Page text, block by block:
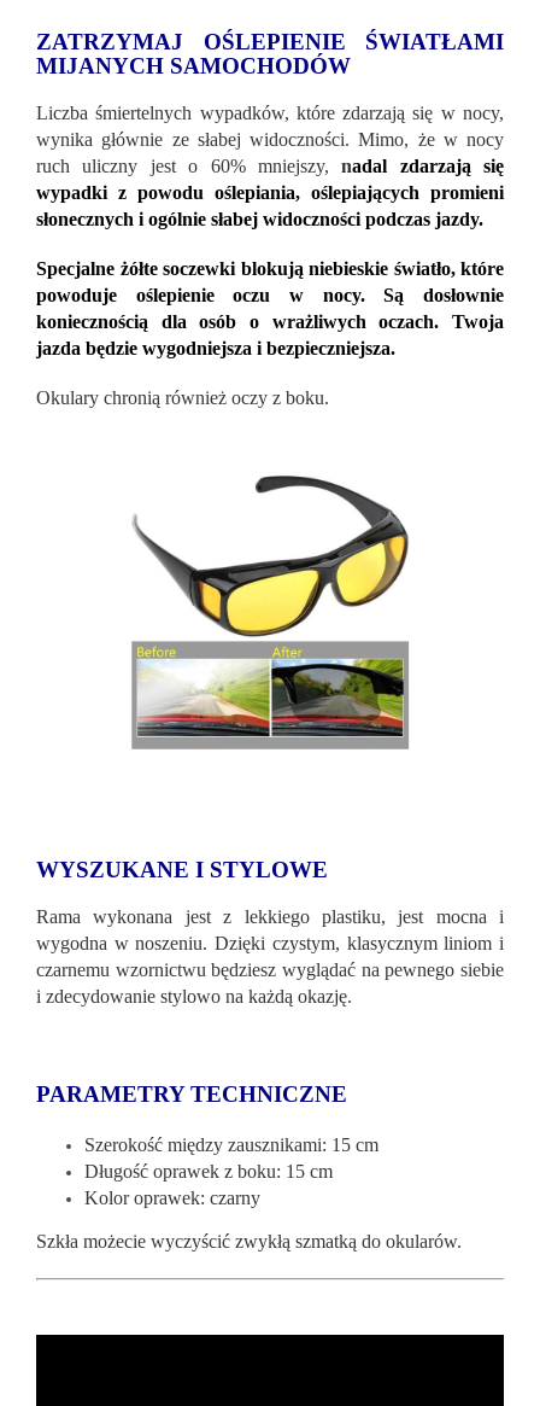
ZATRZYMAJ OŚLEPIENIE ŚWIATŁAMI
MIJANYCH SAMOCHODÓW
Liczba śmiertelnych wypadków, które zdarzają się w nocy,
wynika głównie ze słabej widoczności. Mimo, że w nocy
ruch uliczny jest o 60% mniejszy,nadal zdarzają się
wypadki z powodu oślepiania, oślepiających promieni
słonecznych i ogólnie słabej widoczności podczas jazdy.
Specjalne żółte soczewki blokują niebieskie światło, które
powoduje oślepienie oczu w nocy. Są dosłownie
koniecznością dla osób o wrażliwych oczach. Twoja
jazda będzie wygodniejsza i bezpieczniejsza.
Okulary chronią również oczy z boku.
WYSZUKANE I STYLOWE
Rama wykonana jest z lekkiego plastiku, jest mocna i
wygodna w noszeniu. Dzięki czystym, klasycznym liniom i
czarnemu wzornictwu będziesz wyglądać na pewnego siebie
i zdecydowanie stylowo na każdą okazję.
PARAMETRY TECHNICZNE
Szerokość między zausznikami: 15 cm
Długość oprawek z boku: 15 cm
Kolor oprawek: czarny
Szkła możecie wyczyścić zwykłą szmatką do okularów.